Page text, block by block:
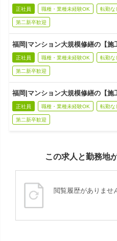
正社員 職種・業種未経験OK 転勤な
第二新卒歓迎
福岡|マンション大規模修繕の【
正社員 職種・業種未経験OK 転勤な
第二新卒歓迎
福岡|マンション大規模修繕の【
正社員 職種・業種未経験OK 転勤な
第二新卒歓迎
この求人と勤務地
閲覧履歴がありませ